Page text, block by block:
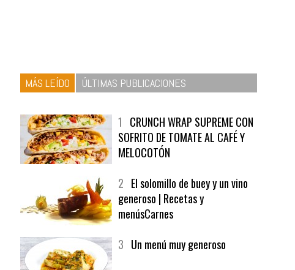
MÁS LEÍDO ÚLTIMAS PUBLICACIONES
SOFRITO DE TOMATE AL CAFÉ Y
MELOCOTÓN
generoso | Recetas y